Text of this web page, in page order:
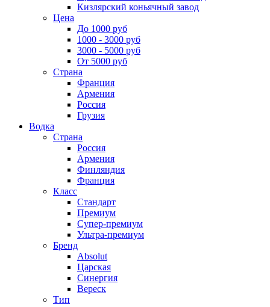
Кизлярский коньячный завод
Цена
До 1000 руб
1000 - 3000 руб
3000 - 5000 руб
От 5000 руб
Страна
Франция
Армения
Россия
Грузия
Водка
Страна
Россия
Армения
Финляндия
Франция
Класс
Стандарт
Премиум
Супер-премиум
Ультра-премиум
Бренд
Absolut
Царская
Синергия
Вереск
Тип